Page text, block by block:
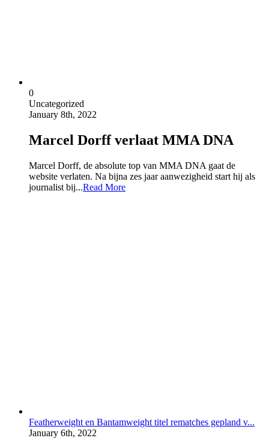
0
Uncategorized
January 8th, 2022
Marcel Dorff verlaat MMA DNA
Marcel Dorff, de absolute top van MMA DNA gaat de
website verlaten. Na bijna zes jaar aanwezigheid start hij als
journalist bij...Read More
Featherweight en Bantamweight titel rematches gepland v...
January 6th, 2022